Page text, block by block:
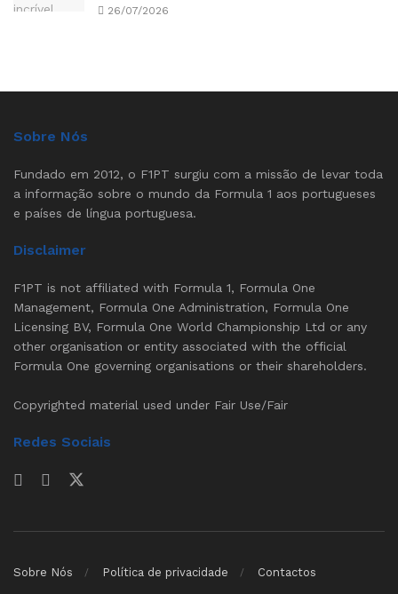
26/07/2026
Sobre Nós
Fundado em 2012, o F1PT surgiu com a missão de levar toda
a informação sobre o mundo da Formula 1 aos portugueses
e países de língua portuguesa.
Disclaimer
F1PT is not affiliated with Formula 1, Formula One
Management, Formula One Administration, Formula One
Licensing BV, Formula One World Championship Ltd or any
other organisation or entity associated with the official
Formula One governing organisations or their shareholders.
Copyrighted material used under Fair Use/Fair
Redes Sociais
Sobre Nós Política de privacidade Contactos